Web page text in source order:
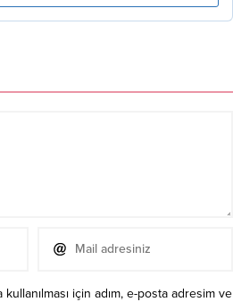
için adım, e-posta adresim ve